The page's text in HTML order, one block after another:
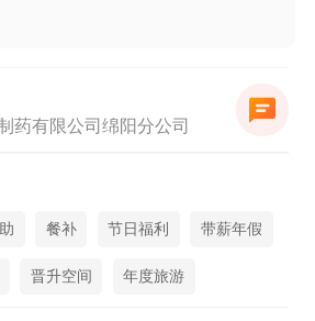
药有限公司绵阳分公司
餐补 节日福利 带薪年假
晋升空间 年度旅游